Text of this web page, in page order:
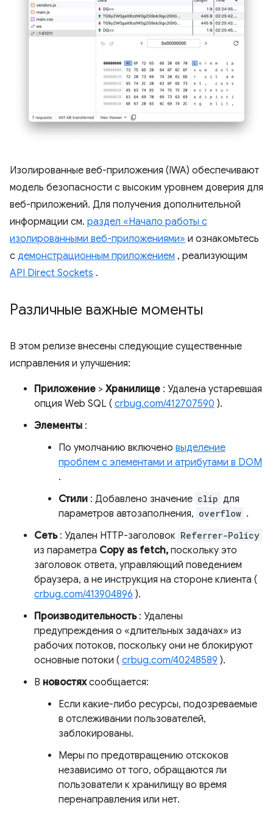
Изолированные веб-приложения (IWA) обеспечивают
модель безопасности с высоким уровнем доверия для
веб-приложений. Для получения дополнительной
информации см. раздел «Начало работы с
изолированными веб-приложениями» и ознакомьтесь
с демонстрационным приложением , реализующим
API Direct Sockets .
Различные важные моменты
В этом релизе внесены следующие существенные
исправления и улучшения:
Приложение > Хранилище : Удалена устаревшая
опция Web SQL ( crbug.com/412707590 ).
Элементы :
По умолчанию включено выделение
проблем с элементами и атрибутами в DOM
.
Стили : Добавлено значение clip для
параметров автозаполнения, overflow .
Сеть: Удален HTTP-заголовок Referrer-Policy
из параметра Copy as fetch, поскольку это
заголовок ответа, управляющий поведением
браузера, а не инструкция на стороне клиента (
crbug.com/413904896 ).
Производительность: Удалены
предупреждения о «длительных задачах» из
рабочих потоков, поскольку они не блокируют
основные потоки ( crbug.com/40248589 ).
В новостяхсообщается:
Если какие-либо ресурсы, подозреваемые
в отслеживании пользователей,
заблокированы.
Меры по предотвращению отскоков
независимо от того, обращаются ли
пользователи к хранилищу во время
перенаправления или нет.